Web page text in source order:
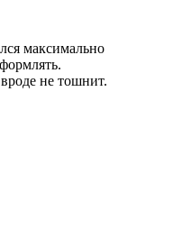
максимально
не тошнит.